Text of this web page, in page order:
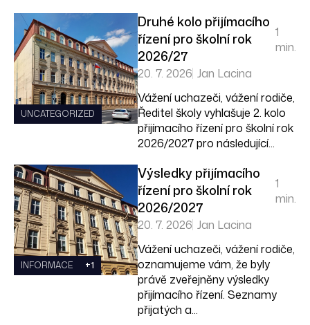
UNCATEGORIZED
Druhé kolo přijímacího
řízení pro školní rok
2026/27
1
min.
20. 7. 2026 Jan Lacina
Vážení uchazeči, vážení rodiče,
Ředitel školy vyhlašuje 2. kolo
přijímacího řízení pro školní rok
2026/2027 pro následující...
INFORMACE +1
Výsledky přijímacího
řízení pro školní rok
2026/2027
1
min.
20. 7. 2026 Jan Lacina
Vážení uchazeči, vážení rodiče,
oznamujeme vám, že byly
právě zveřejněny výsledky
přijímacího řízení. Seznamy
přijatých a...